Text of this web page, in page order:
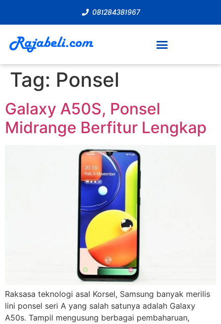
081284381967
Tag: Ponsel
Galaxy A50S, Ponsel
Midrange Berfitur Lengkap
Raksasa teknologi asal Korsel, Samsung banyak merilis
lini ponsel seri A yang salah satunya adalah Galaxy
A50s. Tampil mengusung berbagai pembaharuan,